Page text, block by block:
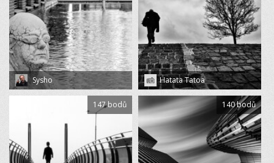
Sysho Hatata Tatoa
147 bodů 140 bodů